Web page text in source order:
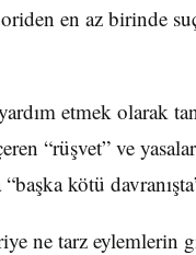
en az birinde
etmek olarak
“rüşvet” ve
kötü
ne tarz eylemlerin